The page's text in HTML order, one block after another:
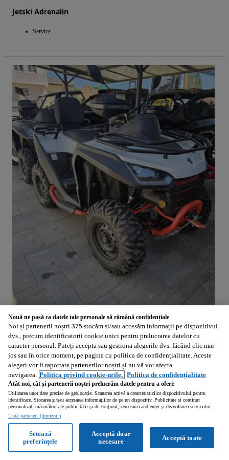
Jetski Adrenalin
Service
1/5
Segway Snarler
570 cm3 • 44 CP • Segway Snarler AT6 L
1 km
Constanta (Constanta)
Profesionist • Reactualizat
7 256
Calculeaza rata
Nouă ne pasă ca datele tale personale să rămână confidențiale
Noi și partenerii noștri 375 stocăm și/sau accesăm informații pe dispozitivul
dvs., precum identificatorii cookie unici pentru prelucrarea datelor cu
caracter personal. Puteți accepta sau gestiona alegerile dvs. făcând clic mai
jos sau în orice moment, pe pagina cu politica de confidențialitate. Aceste
alegeri vor fi raportate partenerilor noștri și nu vă vor afecta
navigarea. Politica privind cookie-urile, Politica de confidențialitate
Atât noi, cât și partenerii noștri prelucrăm datele pentru a oferi:
Utilizarea unor date precise de geolocație. Scanarea activă a caracteristicilor dispozitivului pentru
identificare. Stocarea și/sau accesarea informațiilor de pe un dispozitiv. Publicitate și conținut
personalizat, măsurători ale publicității și de conținut, cercetarea audienței și dezvoltarea serviciilor.
Listă parteneri (furnizori)
Acceptă toate
Acceptă doar
necesare
Setează
preferințele